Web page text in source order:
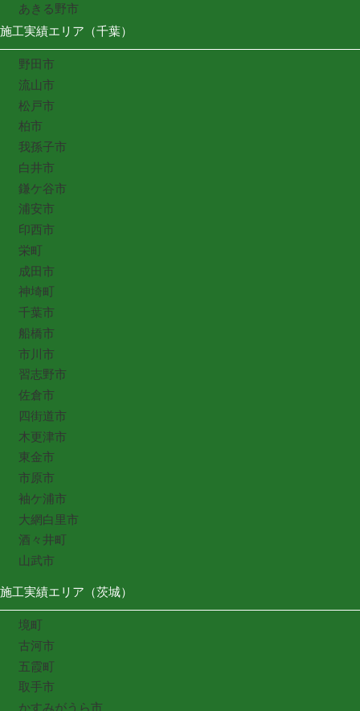
あきる野市
施工実績エリア（千葉）
野田市
流山市
松戸市
柏市
我孫子市
白井市
鎌ケ谷市
浦安市
印西市
栄町
成田市
神埼町
千葉市
船橋市
市川市
習志野市
佐倉市
四街道市
木更津市
東金市
市原市
袖ケ浦市
大網白里市
酒々井町
山武市
施工実績エリア（茨城）
境町
古河市
五霞町
取手市
かすみがうら市